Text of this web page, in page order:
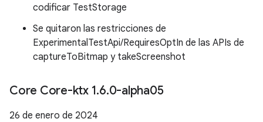
codificar TestStorage
Se quitaron las restricciones de
ExperimentalTestApi/RequiresOptIn de las APIs de
captureToBitmap y takeScreenshot
Core Core-ktx 1.6.0-alpha05
26 de enero de 2024